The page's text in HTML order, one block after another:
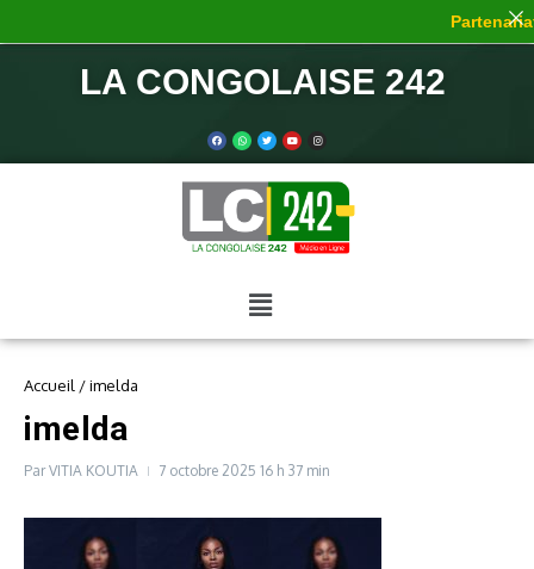
LA CONGOLAISE 242
Accueil /imelda
imelda
ParVITIA KOUTIA 7 octobre 2025 16 h 37 min